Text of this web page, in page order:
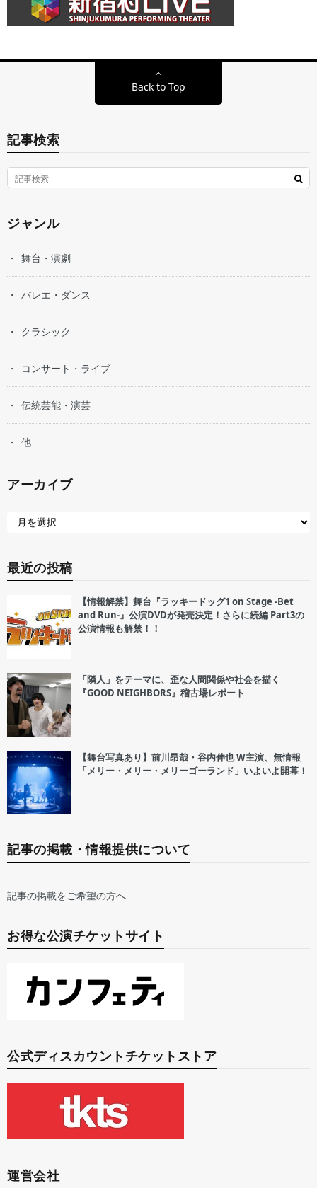
Back to Top
記事検索
ジャンル
舞台・演劇
バレエ・ダンス
クラシック
コンサート・ライブ
伝統芸能・演芸
他
アーカイブ
最近の投稿
【情報解禁】舞台『ラッキードッグ1 on Stage -Bet
and Run-』公演DVDが発売決定！さらに続編 Part3の
公演情報も解禁！！
「隣人」をテーマに、歪な人間関係や社会を描く
『GOOD NEIGHBORS』稽古場レポート
【舞台写真あり】前川昂哉・谷内伸也 W主演、無情報
「メリー・メリー・メリーゴーランド」いよいよ開幕！
記事の掲載・情報提供について
記事の掲載をご希望の方へ
お得な公演チケットサイト
公式ディスカウントチケットストア
運営会社